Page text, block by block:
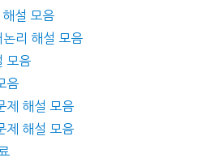
설 모음
리 해설 모음
모음
음
제 해설 모음
제 해설 모음